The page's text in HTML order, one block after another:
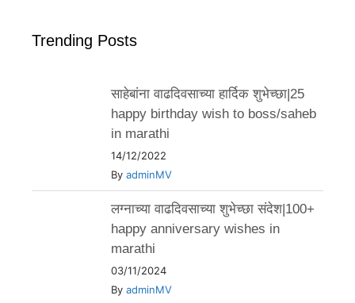
Trending Posts
साहेबांना वाढदिवसाच्या हार्दिक शुभेच्छा|25
happy birthday wish to boss/saheb
in marathi
14/12/2022
By adminMV
लग्नाच्या वाढदिवसाच्या शुभेच्छा संदेश|100+
happy anniversary wishes in
marathi
03/11/2024
By adminMV